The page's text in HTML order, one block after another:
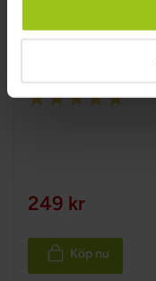
IU + K2 MK7
Rating:
249 kr
Köp nu